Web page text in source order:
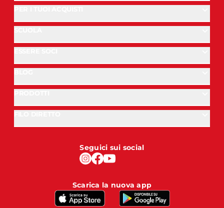
Seguici sui social
Scarica la nuova app